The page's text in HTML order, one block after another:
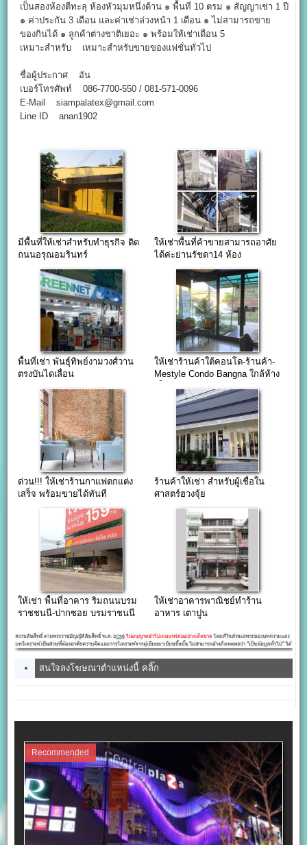
เป็นสองห้องตีทะลุ ห้องหัวมุมหนึ่งด้าน ๑ พื้นที่ 10 ตรม ๑ สัญญาเช่า 1 ปี
๑ ค่าประกัน 3 เดือน และค่าเช่าล่วงหน้า 1 เดือน ๑ ไม่สามารถขาย
ของกินได้ ๑ ลูกค้าต่างชาติเยอะ ๑ พร้อมให้เช่าเดือน 5
เหมาะสำหรับ เหมาะสำหรับขายของแฟชั่นทั่วไป
ชื่อผู้ประกาศ อัน
เบอร์โทรศัพท์ 086-7700-550 / 081-571-0096
E-Mail siampalatex@gmail.com
Line ID anan1902
มีพื้นที่ให้เช่าสำหรับทำธุรกิจ ติด
ถนนอรุณอมรินทร์
ให้เช่าพื้นที่ค้าขายสามารถอาศัย
ได้ค่ะย่านรัชดา14 ห้อง
ขนาด65ตรม.
พื้นที่เช่า พันธุ์ทิพย์งามวงศ์วาน
ตรงบันไดเลื่อน
ให้เช่าร้านค้าใต้คอนโด-ร้านค้า-
Mestyle Condo Bangna ใกล้ห้าง
ด่วน!!! ให้เช่าร้านกาแฟตกแต่ง
เสร็จ พร้อมขายได้ทันที
ร้านค้าให้เช่า สำหรับผู้เชื่อใน
ศาสตร์ฮวงจุ้ย
ให้เช่า พื้นที่อาคาร ริมถนนบรม
ราชชนนี-ปากซอย บรมราชนนี
ให้เช่าอาคารพาณิชย์ทำร้าน
อาหาร เตาปูน
สนใจลงโฆษณาตำแหน่งนี้ คลิ๊ก
Recommended